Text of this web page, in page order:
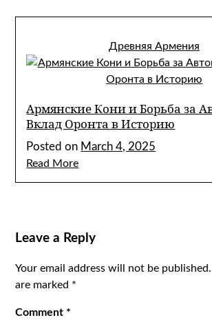
Древняя Армения
Армянские Кони и Борьба за
Вклад Оронта в Историю
Posted on March 4, 2025
Read More
Leave a Reply
Your email address will not be published.
are marked *
Comment *